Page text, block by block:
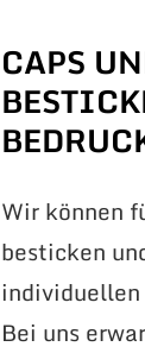
CAPS
Wir können
besticken
Bei uns